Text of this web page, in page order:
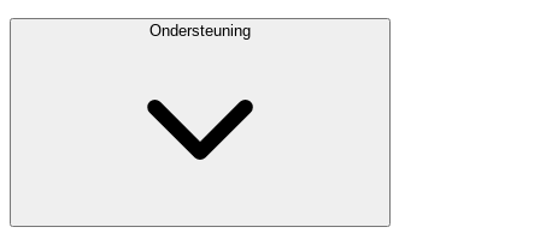
Ondersteuning